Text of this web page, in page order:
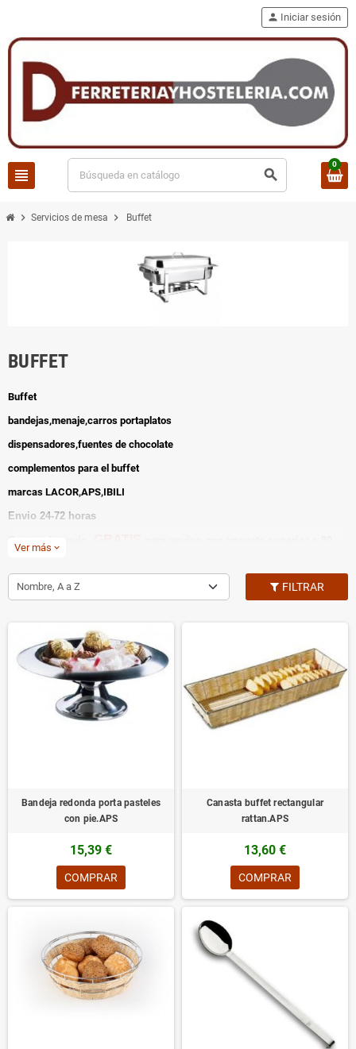
view_headline search
person Iniciar sesión
0
chevron_right Servicios de mesa chevron_right Buffet
BUFFET
Buffet
bandejas,menaje,carros portaplatos
dispensadores,fuentes de chocolate
complementos para el buffet
marcas LACOR,APS,IBILI
Envio 24-72 horas
Gastos de envio
Gastos de reembolso
Ver más expand_more
Nombre, A a Z FILTRAR
Bandeja redonda porta pasteles
con pie.APS
15,39 €
COMPRAR
Canasta buffet rectangular
rattan.APS
13,60 €
COMPRAR